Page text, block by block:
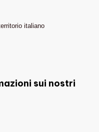
italiano
sui nostri